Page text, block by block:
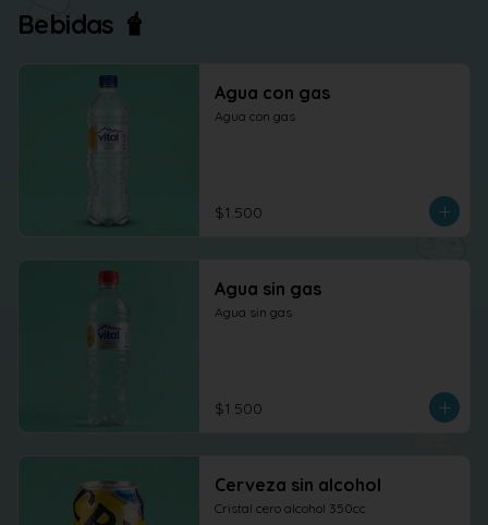
Bebidas 🧋
Agua con gas
Agua con gas
$1.500
Agua sin gas
Agua sin gas
$1.500
Cerveza sin alcohol
Cristal cero alcohol 350cc